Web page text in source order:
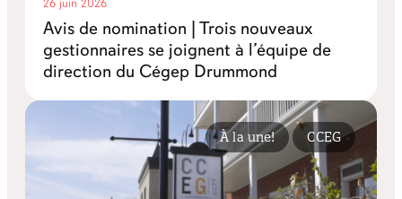
26 juin 2026
Avis de nomination | Trois nouveaux
gestionnaires se joignent à l’équipe de
direction du Cégep Drummond
À la une! CCEG